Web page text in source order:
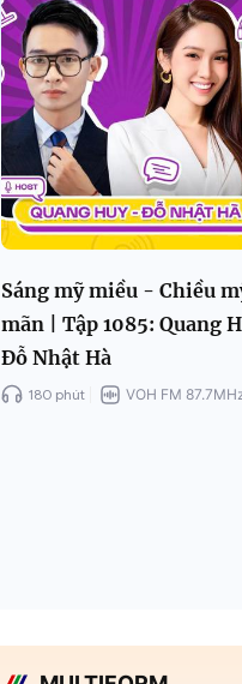
Sáng mỹ miều - Chiều
mãn | Tập 1085: Quang
Đỗ Nhật Hà
180 phút VOH FM